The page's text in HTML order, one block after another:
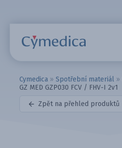
Cymedica » Spotřební materiál »
GZ MED GZP030 FCV / FHV-I 2v1
Zpět na přehled produktů